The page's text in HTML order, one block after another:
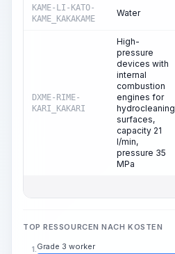
KAME-LI-KATO-
KAME_KAKAKAME
Water
DXME-RIME-
KARI_KAKARI
High-
pressure
devices with
internal
combustion
engines for
hydrocleaning
surfaces,
capacity 21
l/min,
pressure 35
MPa
TOP RESSOURCEN NACH KOSTEN
1. Grade 3 worker